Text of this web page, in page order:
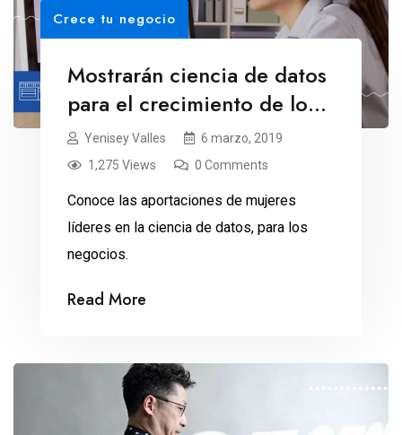
Crece tu negocio
Mostrarán ciencia de datos
para el crecimiento de los
negocios
Yenisey Valles
6 marzo, 2019
1,275 Views
0 Comments
Conoce las aportaciones de mujeres
líderes en la ciencia de datos, para los
negocios.
Read More